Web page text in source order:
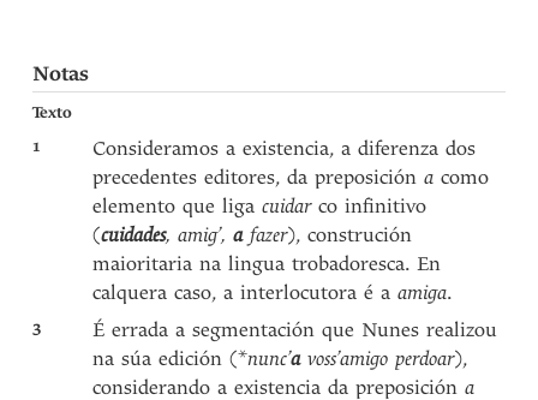
Notas
Texto
1
Consideramos a existencia, a diferenza dos
precedentes editores, da preposicióna como
elemento que ligacuidarco infinitivo
(cuidades, amig’,afazer), construción
maioritaria na lingua trobadoresca. En
calquera caso, a interlocutora é aamiga.
3
É errada a segmentación que Nunes realizou
na súa edición (*nunc’avoss’amigo perdoar),
considerando a existencia da preposicióna